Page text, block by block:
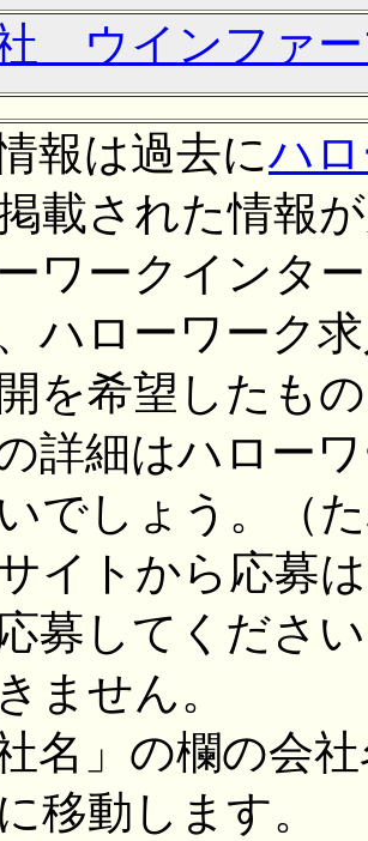
ウインファ
報は過去にハ
載された情報
ワークインタ
ハローワーク
を希望したも
詳細はハロー
でしょう。（
イトから応募
募してくださ
ません。
名」の欄の会
移動します。